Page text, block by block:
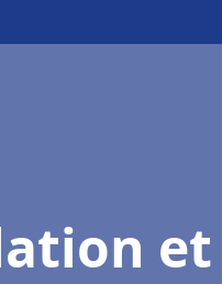
et